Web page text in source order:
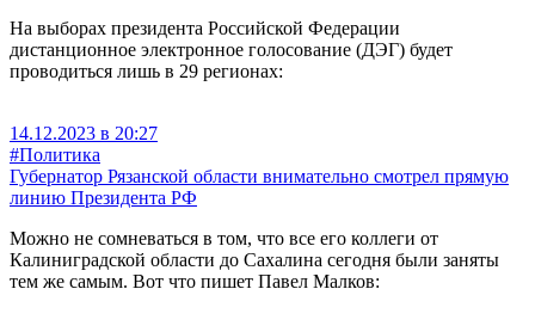
На выборах президента Российской Федерации
дистанционное электронное голосование (ДЭГ) будет
проводиться лишь в 29 регионах:
14.12.2023 в 20:27
#Политика
Губернатор Рязанской области внимательно смотрел прямую
линию Президента РФ
Можно не сомневаться в том, что все его коллеги от
Калиниградской области до Сахалина сегодня были заняты
тем же самым. Вот что пишет Павел Малков: